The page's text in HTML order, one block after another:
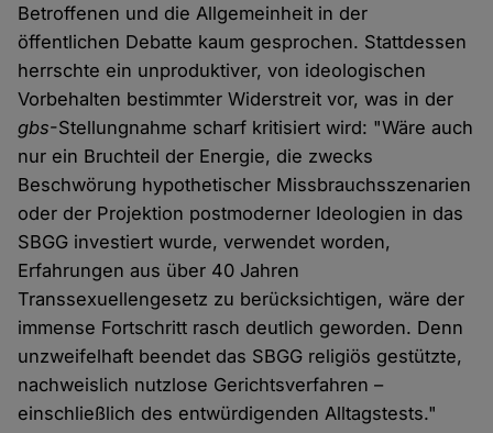
Betroffenen und die Allgemeinheit in der
öffentlichen Debatte kaum gesprochen. Stattdessen
herrschte ein unproduktiver, von ideologischen
Vorbehalten bestimmter Widerstreit vor, was in der
gbs-Stellungnahme scharf kritisiert wird: "Wäre auch
nur ein Bruchteil der Energie, die zwecks
Beschwörung hypothetischer Missbrauchsszenarien
oder der Projektion postmoderner Ideologien in das
SBGG investiert wurde, verwendet worden,
Erfahrungen aus über 40 Jahren
Transsexuellengesetz zu berücksichtigen, wäre der
immense Fortschritt rasch deutlich geworden. Denn
unzweifelhaft beendet das SBGG religiös gestützte,
nachweislich nutzlose Gerichtsverfahren –
einschließlich des entwürdigenden Alltagstests."